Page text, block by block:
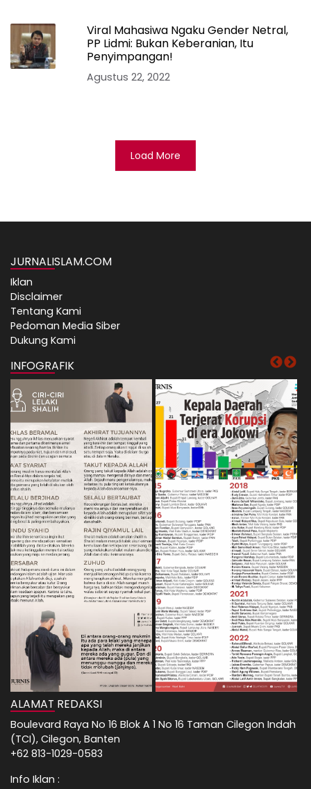
Viral Mahasiwa Ngaku Gender Netral,
PP Lidmi: Bukan Keberanian, Itu
Penyimpangan!
Agustus 22, 2022
Load More
JURNALISLAM.COM
Iklan
Disclaimer
Tentang Kami
Pedoman Media Siber
Dukung Kami
INFOGRAFIK
ALAMAT REDAKSI
Boulevard Raya No 16 Blok A 1 No 16 Taman Cilegon Indah
(TCI), Cilegon, Banten
+62 813-1029-0583
Info Iklan :